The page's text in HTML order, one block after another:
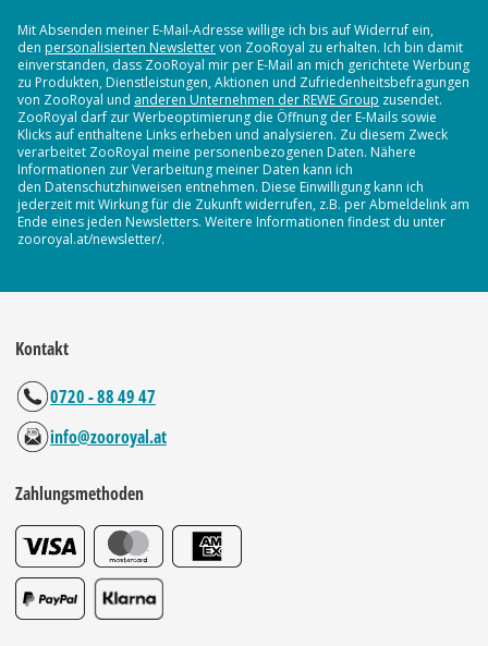
Mit Absenden meiner E-Mail-Adresse willige ich bis auf Widerruf ein,
den personalisierten Newslettervon ZooRoyal zu erhalten. Ich bin damit
einverstanden, dass ZooRoyal mir per E-Mail an mich gerichtete Werbung
zu Produkten, Dienstleistungen, Aktionen und Zufriedenheitsbefragungen
von ZooRoyal und anderen Unternehmen der REWE Group zusendet.
ZooRoyal darf zur Werbeoptimierung die Öffnung der E-Mails sowie
Klicks auf enthaltene Links erheben und analysieren. Zu diesem Zweck
verarbeitet ZooRoyal meine personenbezogenen Daten. Nähere
Informationen zur Verarbeitung meiner Daten kann ich
den Datenschutzhinweisen entnehmen. Diese Einwilligung kann ich
jederzeit mit Wirkung für die Zukunft widerrufen, z.B. per Abmeldelink am
Ende eines jeden Newsletters. Weitere Informationen findest du unter
zooroyal.at/newsletter/.
Kontakt
0720 - 88 49 47
info@zooroyal.at
Zahlungsmethoden